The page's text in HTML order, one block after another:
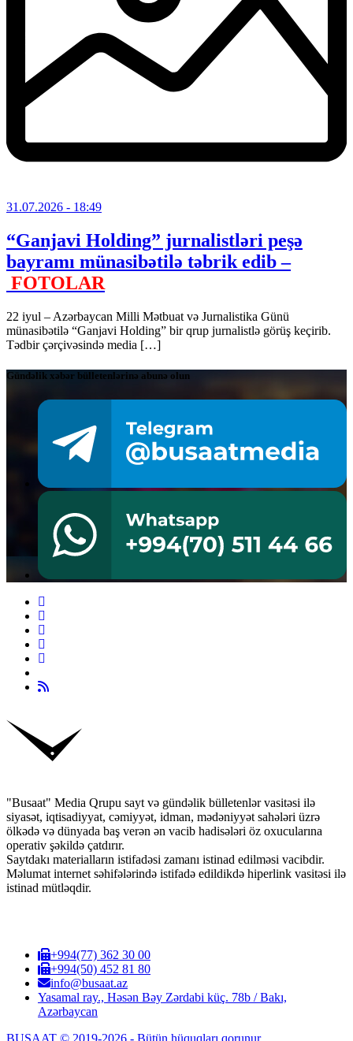
31.07.2026 - 18:49
“Ganjavi Holding” jurnalistləri peşə
bayramı münasibətilə təbrik edib –
FOTOLAR
22 iyul – Azərbaycan Milli Mətbuat və Jurnalistika Günü
münasibətilə “Ganjavi Holding” bir qrup jurnalistlə görüş keçirib.
Tədbir çərçivəsində media […]
Gündəlik xəbər bülletenlərinə abunə olun
"Busaat" Media Qrupu sayt və gündəlik bülletenlər vasitəsi ilə
siyasət, iqtisadiyyat, cəmiyyət, idman, mədəniyyət sahələri üzrə
ölkədə və dünyada baş verən ən vacib hadisələri öz oxucularına
operativ şəkildə çatdırır.
Saytdakı materialların istifadəsi zamanı istinad edilməsi vacibdir.
Məlumat internet səhifələrində istifadə edildikdə hiperlink vasitəsi ilə
istinad mütləqdir.
+994(77) 362 30 00
+994(50) 452 81 80
info@busaat.az
Yasamal ray., Həsən Bəy Zərdabi küç. 78b / Bakı,
Azərbaycan